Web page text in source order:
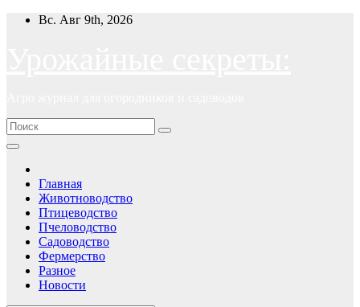
ПерейтиВс. Авг 9th, 2026
Главная
Животноводство
Птицеводство
Пчеловодство
Садоводство
Фермерство
Разное
Новости